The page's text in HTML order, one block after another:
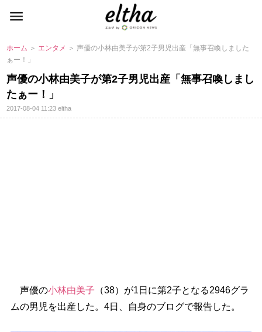
ホーム ＞ エンタメ ＞ 声優の小林由美子が第2子男児出産「無事召喚しました
ぁー！」
声優の小林由美子が第2子男児出産「無事召喚しまし
たぁー！」
2017-08-04 11:23eltha
声優の小林由美子 （38）が1日に第2子となる2946グラ
ムの男児を出産した。4日、自身のブログで報告した。